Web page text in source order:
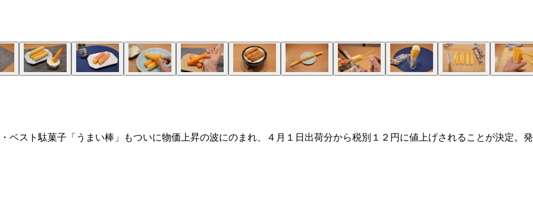
ベスト駄菓子「うまい棒」もついに物価上昇の波にのまれ、４月１日出荷分から税別１２円に値上げされることが決定。発